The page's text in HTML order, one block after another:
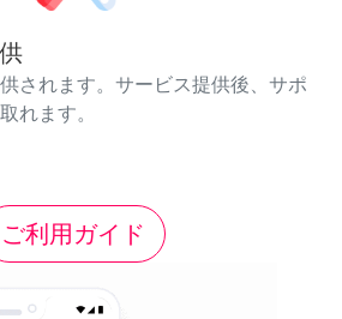
されます。サービス提供後、サポ
れます。
ご利用ガイド